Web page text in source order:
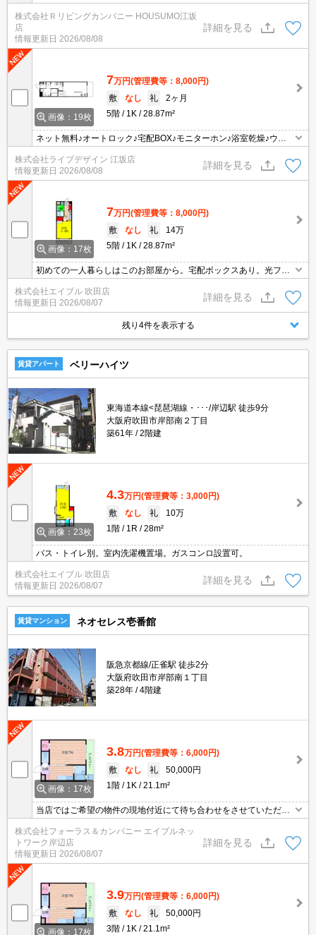
株式会社Ｒリビングカンパニー HOUSUMO江坂
店
情報更新日 2026/08/08
詳細を見る
画像：19枚
7万円(管理費等：8,000円)
敷
なし 礼
2ヶ月
5階
1K 28.87m²
ネット無料♪オートロック♪宅配BOX♪モニターホン♪浴室乾燥♪ウォ
シュレットなど
株式会社ライブデザイン 江坂店
情報更新日 2026/08/08
詳細を見る
画像：17枚
7万円(管理費等：8,000円)
敷
なし 礼
14万
5階
1K 28.87m²
初めての一人暮らしはこのお部屋から。宅配ボックスあり。光ファ
イバー対応。保証会社加入要(初回1.5万円、月額総支払額の1.3%/
月)。退去時清掃費38,500円。
株式会社エイブル 吹田店
情報更新日 2026/08/07
詳細を見る
残り4件を表示する
賃貸アパート ベリーハイツ
東海道本線<琵琶湖線・･･･/岸辺駅 徒歩9分
大阪府吹田市岸部南２丁目
築61年
2階建
画像：23枚
4.3万円(管理費等：3,000円)
敷
なし 礼
10万
1階
1R 28m²
バス・トイレ別。室内洗濯機置場。ガスコンロ設置可。
株式会社エイブル 吹田店
情報更新日 2026/08/07
詳細を見る
賃貸マンション ネオセレス壱番館
阪急京都線/正雀駅 徒歩2分
大阪府吹田市岸部南１丁目
築28年
4階建
画像：17枚
3.8万円(管理費等：6,000円)
敷
なし 礼
50,000円
1階
1K 21.1m²
当店ではご希望の物件の現地付近にて待ち合わせをさせていただき
ご内覧いただくサービスや、主要駅までのお迎えサービスも実施中
です。詳しくは 当店「０１２０－９６７－０９９」にお気軽にお問
合せ下さい♪
株式会社フォーラス＆カンパニー エイブルネッ
トワーク岸辺店
情報更新日 2026/08/07
詳細を見る
画像：17枚
3.9万円(管理費等：6,000円)
敷
なし 礼
50,000円
3階
1K 21.1m²